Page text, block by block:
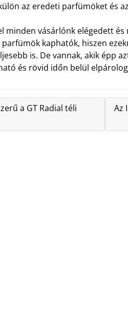
az eredeti parfümöket és
minden vásárlónk elégedett
kaphatók, hiszen
is. De vannak, akik épp
és rövid időn belül
a GT Radial téli
Az